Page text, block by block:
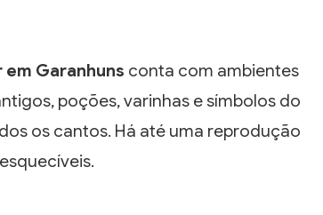
Garanhuns conta com ambientes
poções, varinhas e símbolos do
os cantos. Há até uma reprodução